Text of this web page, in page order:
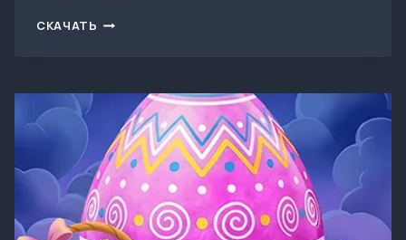
СКАЧАТЬ СКАЧАТЬ
EDITOR
V17.9.0
MOD
(ПРЕМИУМ
РАЗБЛОКИРОВАН)